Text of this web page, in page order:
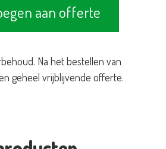
aan offerte
Na het bestellen van
geheel vrijblijvende offerte.